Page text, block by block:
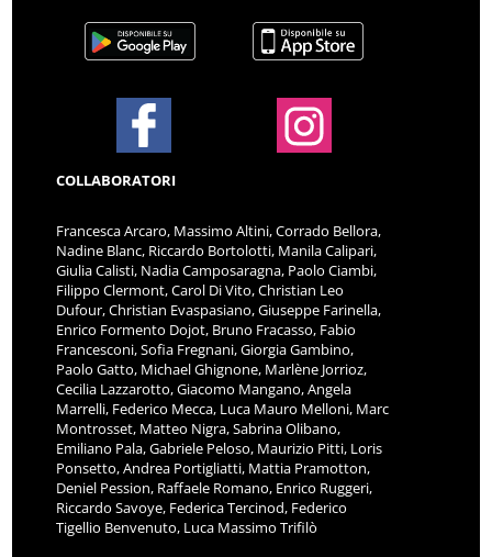
COLLABORATORI
Francesca Arcaro, Massimo Altini, Corrado Bellora,
Nadine Blanc, Riccardo Bortolotti, Manila Calipari,
Giulia Calisti, Nadia Camposaragna, Paolo Ciambi,
Filippo Clermont, Carol Di Vito, Christian Leo
Dufour, Christian Evaspasiano, Giuseppe Farinella,
Enrico Formento Dojot, Bruno Fracasso, Fabio
Francesconi, Sofia Fregnani, Giorgia Gambino,
Paolo Gatto, Michael Ghignone, Marlène Jorrioz,
Cecilia Lazzarotto, Giacomo Mangano, Angela
Marrelli, Federico Mecca, Luca Mauro Melloni, Marc
Montrosset, Matteo Nigra, Sabrina Olibano,
Emiliano Pala, Gabriele Peloso, Maurizio Pitti, Loris
Ponsetto, Andrea Portigliatti, Mattia Pramotton,
Deniel Pession, Raffaele Romano, Enrico Ruggeri,
Riccardo Savoye, Federica Tercinod, Federico
Tigellio Benvenuto, Luca Massimo Trifilò